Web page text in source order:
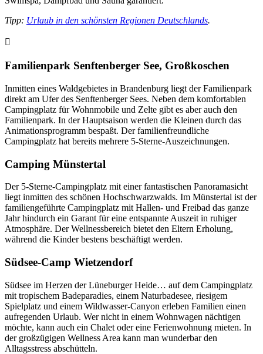
Tipp: Urlaub in den schönsten Regionen Deutschlands.
Familienpark Senftenberger See, Großkoschen
Inmitten eines Waldgebietes in Brandenburg liegt der Familienpark
direkt am Ufer des Senftenberger Sees. Neben dem komfortablen
Campingplatz für Wohnmobile und Zelte gibt es aber auch den
Familienpark. In der Hauptsaison werden die Kleinen durch das
Animationsprogramm bespaßt. Der familienfreundliche
Campingplatz hat bereits mehrere 5-Sterne-Auszeichnungen.
Camping Münstertal
Der 5-Sterne-Campingplatz mit einer fantastischen Panoramasicht
liegt inmitten des schönen Hochschwarzwalds. Im Münstertal ist der
familiengeführte Campingplatz mit Hallen- und Freibad das ganze
Jahr hindurch ein Garant für eine entspannte Auszeit in ruhiger
Atmosphäre. Der Wellnessbereich bietet den Eltern Erholung,
während die Kinder bestens beschäftigt werden.
Südsee-Camp Wietzendorf
Südsee im Herzen der Lüneburger Heide… auf dem Campingplatz
mit tropischem Badeparadies, einem Naturbadesee, riesigem
Spielplatz und einem Wildwasser-Canyon erleben Familien einen
aufregenden Urlaub. Wer nicht in einem Wohnwagen nächtigen
möchte, kann auch ein Chalet oder eine Ferienwohnung mieten. In
der großzügigen Wellness Area kann man wunderbar den
Alltagsstress abschütteln.